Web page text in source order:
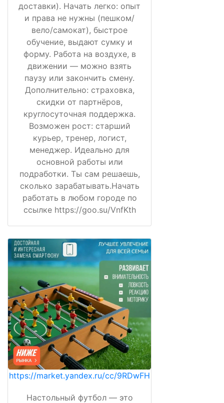
доставки). Начать легко: опыт
и права не нужны (пешком/
вело/самокат), быстрое
обучение, выдают сумку и
форму. Работа на воздухе, в
движении — можно взять
паузу или закончить смену.
Дополнительно: страховка,
скидки от партнёров,
круглосуточная поддержка.
Возможен рост: старший
курьер, тренер, логист,
менеджер. Идеально для
основной работы или
подработки. Ты сам решаешь,
сколько зарабатывать.Начать
работать в любом городе по
ссылке https://goo.su/VnfKth
https://market.yandex.ru/cc/9RDwFH
Настольный футбол — это